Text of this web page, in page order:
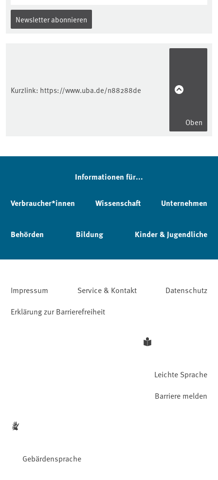
Newsletter abonnieren
Kurzlink: https://www.uba.de/n88288de
Oben
Informationen für...
Verbraucher*innen Wissenschaft Unternehmen
Behörden Bildung Kinder & Jugendliche
Impressum Service & Kontakt
Datenschutz
Erklärung zur Barrierefreiheit
Leichte Sprache
Gebärdensprache
Barriere melden